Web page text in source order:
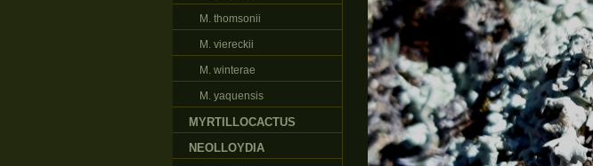
M. thomsonii
M. viereckii
M. winterae
M. yaquensis
MYRTILLOCACTUS
NEOLLOYDIA